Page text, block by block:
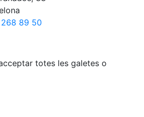
89 50
totes les galetes o